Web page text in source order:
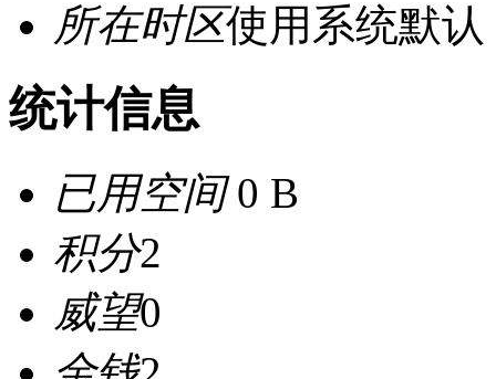
所在时区使用系统默认
统计信息
已用空间0 B
积分2
威望0